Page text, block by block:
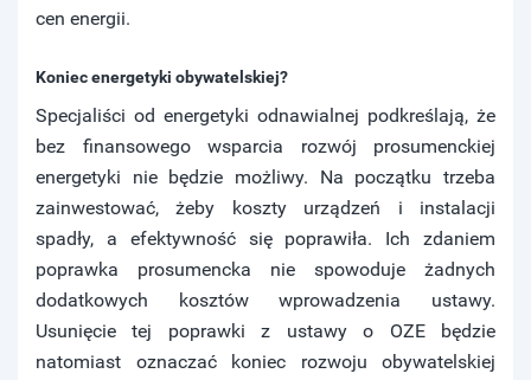
cen energii.
Koniec energetyki obywatelskiej?
Specjaliści od energetyki odnawialnej podkreślają, że
bez finansowego wsparcia rozwój prosumenckiej
energetyki nie będzie możliwy. Na początku trzeba
zainwestować, żeby koszty urządzeń i instalacji
spadły, a efektywność się poprawiła. Ich zdaniem
poprawka prosumencka nie spowoduje żadnych
dodatkowych kosztów wprowadzenia ustawy.
Usunięcie tej poprawki z ustawy o OZE będzie
natomiast oznaczać koniec rozwoju obywatelskiej